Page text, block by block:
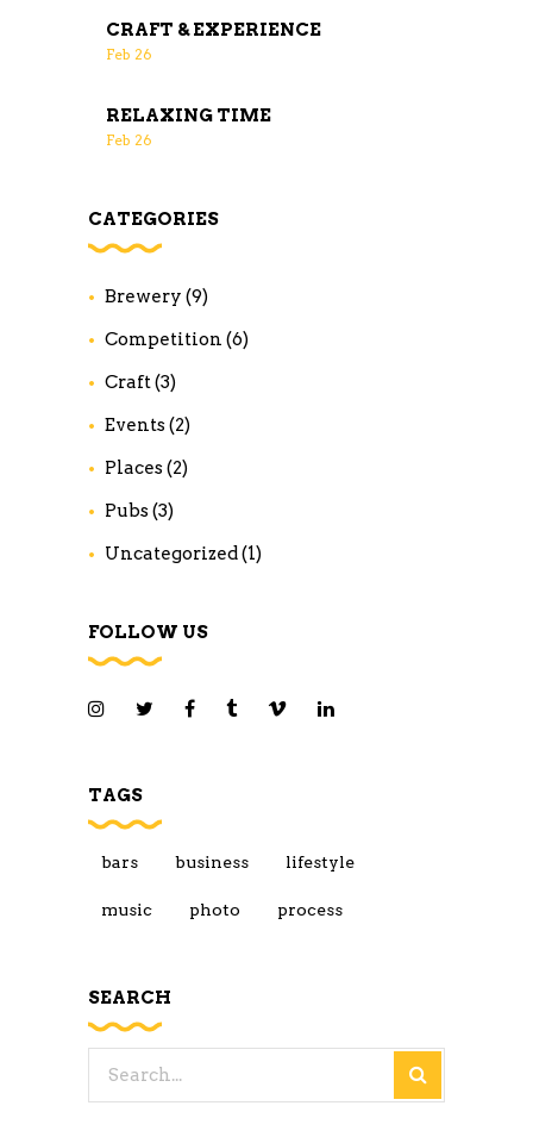
CRAFT & EXPERIENCE
Feb 26
RELAXING TIME
Feb 26
CATEGORIES
Brewery (9)
Competition (6)
Craft(3)
Events(2)
Places(2)
Pubs(3)
Uncategorized(1)
FOLLOW US
TAGS
bars business lifestyle
music photo process
SEARCH